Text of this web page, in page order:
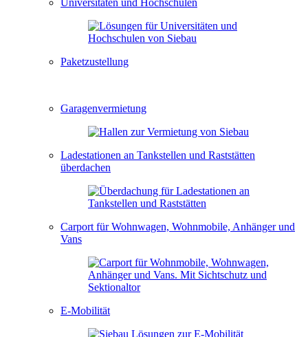
Universitäten und Hochschulen
Paketzustellung
Garagenvermietung
Ladestationen an Tankstellen und Raststätten
überdachen
Carport für Wohnwagen, Wohnmobile, Anhänger und
Vans
E-Mobilität